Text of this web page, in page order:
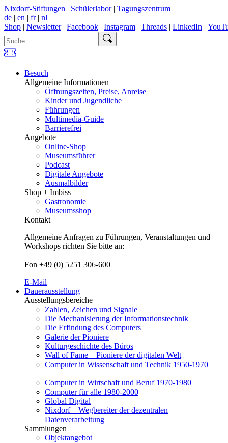
Nixdorf-Stiftungen | Schülerlabor| Tagungszentrum
de | en | fr| nl
Shop | Newsletter| Facebook | Instagram | Threads | LinkedIn |
Besuch
Allgemeine Informationen
Öffnungszeiten, Preise, Anreise
Kinder und Jugendliche
Führungen
Multimedia-Guide
Barrierefrei
Angebote
Online-Shop
Museumsführer
Podcast
Digitale Angebote
Ausmalbilder
Shop + Imbiss
Gastronomie
Museumsshop
Kontakt
Allgemeine Anfragen zu Führungen, Veranstaltungen und
Workshops richten Sie bitte an:
Fon +49 (0) 5251 306-600
E-Mail
Dauerausstellung
Ausstellungsbereiche
Zahlen, Zeichen und Signale
Die Mechanisierung der Informationstechnik
Die Erfindung des Computers
Galerie der Pioniere
Kulturgeschichte des Büros
Wall of Fame – Pioniere der digitalen Welt
Computer in Wissenschaft und Technik 1950-1970
Computer in Wirtschaft und Beruf 1970-1980
Computer für alle 1980-2000
Global Digital
Nixdorf – Wegbereiter der dezentralen
Datenverarbeitung
Sammlungen
Objektangebot